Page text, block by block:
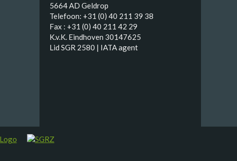
5664 AD Geldrop
Telefoon: +31 (0) 40 211 39 38
Fax : +31 (0) 40 211 42 29
K.v.K. Eindhoven 30147625
Lid SGR 2580 | IATA agent